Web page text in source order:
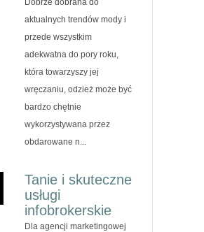
Dobrze dobrana do
aktualnych trendów mody i
przede wszystkim
adekwatna do pory roku,
która towarzyszy jej
wręczaniu, odzież może być
bardzo chętnie
wykorzystywana przez
obdarowane n...
Tanie i skuteczne
usługi
infobrokerskie
Dla agencji marketingowej